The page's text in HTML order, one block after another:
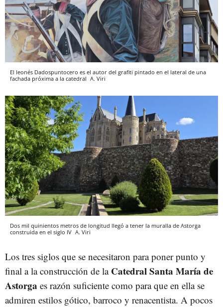
El leonés Dadospuntocero es el autor del grafiti pintado en el lateral de una
fachada próxima a la catedral A. Viri
Dos mil quinientos metros de longitud llegó a tener la muralla de Astorga
construida en el siglo IV A. Viri
Los tres siglos que se necesitaron para poner punto y
final a la construcción de la Catedral Santa María de
Astorga es razón suficiente como para que en ella se
admiren estilos gótico, barroco y renacentista. A pocos